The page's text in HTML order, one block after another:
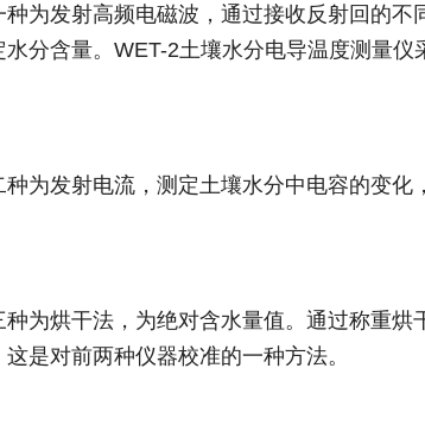
种为发射高频电磁波，通过接收反射回的
水分含量。WET-2土壤水分电导温度测量仪
种为发射电流，测定土壤水分中电容的变化
种为烘干法，为绝对含水量值。通过称重
这是对前两种仪器校准的一种方法。